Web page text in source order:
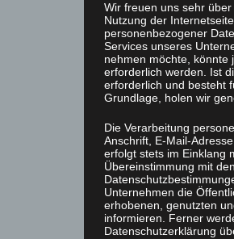
Wir freuen uns sehr
Nutzung der
personenbezogener
Services unseres
nehmen möchte, könnte
erforderlich werden. Ist
erforderlich und besteht
Grundlage, holen wir
Die Verarbeitung
Anschrift, E-Mail-
erfolgt stets im Einklang
Übereinstimmung mit
Unternehmen die
erhobenen, genutzten
informieren. Ferner
Datenschutzerklärung